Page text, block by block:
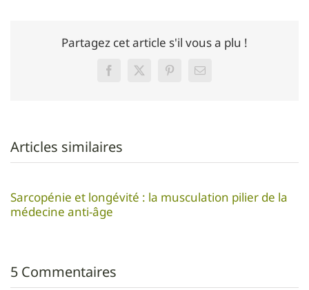
Partagez cet article s'il vous a plu !
FacebookTwitterPinterestEmail
Articles similaires
Sarcopénie et longévité : la musculation pilier de la
médecine anti-âge
5 Commentaires